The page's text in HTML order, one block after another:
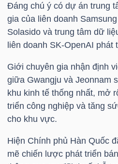
Đáng chú ý có dự án trung
gia của liên doanh Samsung
Solasido và trung tâm dữ
liên doanh SK-OpenAI phát
Giới chuyên gia nhận định
giữa Gwangju và Jeonnam
khu kinh tế thống nhất, mở
triển công nghiệp và tăng
cho khu vực.
Hiện Chính phủ Hàn Quốc
mẽ chiến lược phát triển
LIỆU
Ngành
(-)
VS-
SECTOR
NĂNG